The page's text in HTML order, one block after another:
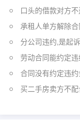
口头的借款对方
承租人单方解除
分公司违约,是起
劳动合同能约定
合同没有约定违
买二手房卖方不